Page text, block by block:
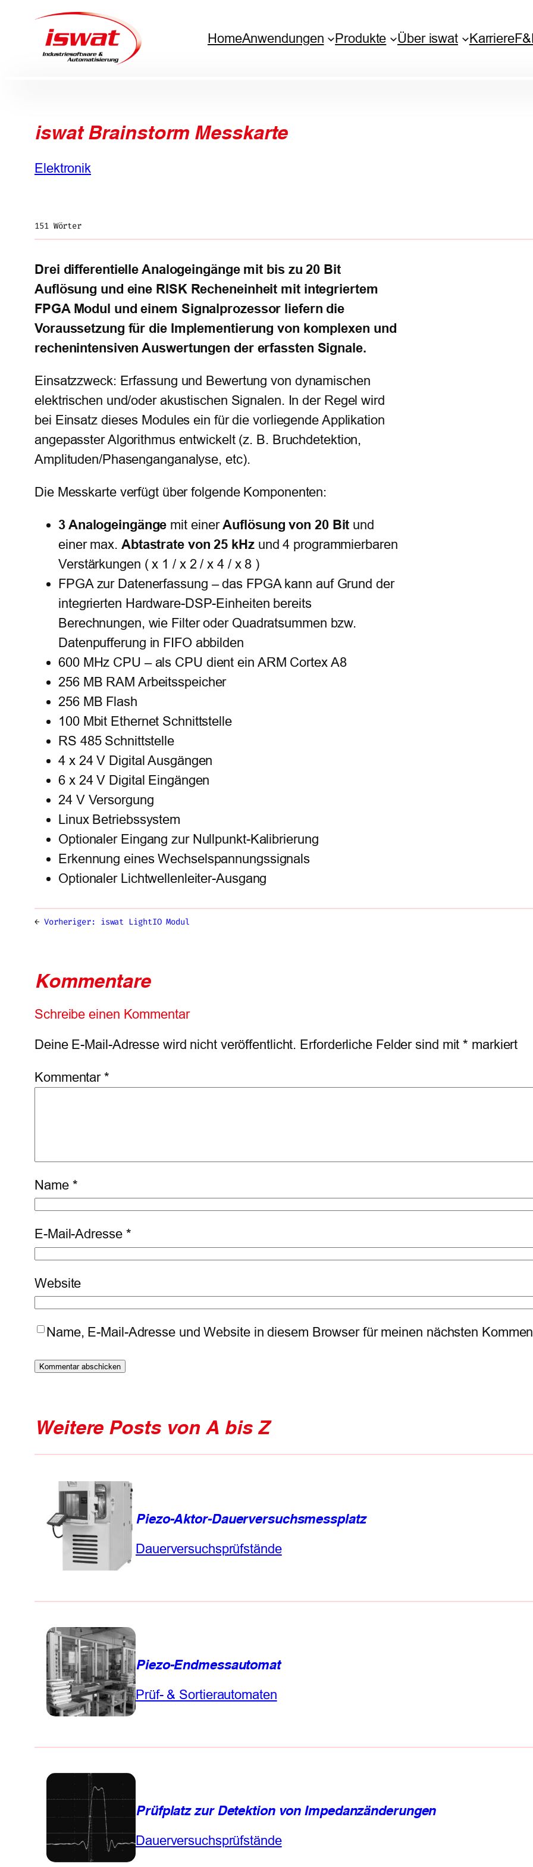
springen
HomeAnwendungen Produkte Über iswat Karriere
iswat Brainstorm Messkarte
Elektronik
151 Wörter
Drei differentielle Analogeingänge mit bis zu 20 Bit
Auflösung und eine RISK Recheneinheit mit integriertem
FPGA Modul und einem Signalprozessor liefern die
Voraussetzung für die Implementierung von komplexen und
rechenintensiven Auswertungen der erfassten Signale.
Einsatzzweck: Erfassung und Bewertung von dynamischen
elektrischen und/oder akustischen Signalen. In der Regel wird
bei Einsatz dieses Modules ein für die vorliegende Applikation
angepasster Algorithmus entwickelt (z. B. Bruchdetektion,
Amplituden/Phasenganganalyse, etc).
Die Messkarte verfügt über folgende Komponenten:
3 Analogeingänge mit einerAuflösung von 20 Bit und
einer max. Abtastrate von 25 kHzund 4 programmierbaren
Verstärkungen ( x 1 / x 2 / x 4 / x 8 )
FPGA zur Datenerfassung – das FPGA kann auf Grund der
integrierten Hardware-DSP-Einheiten bereits
Berechnungen, wie Filter oder Quadratsummen bzw.
Datenpufferung in FIFO abbilden
600 MHz CPU – als CPU dient ein ARM Cortex A8
256 MB RAM Arbeitsspeicher
256 MB Flash
100 Mbit Ethernet Schnittstelle
RS 485 Schnittstelle
4 x 24 V Digital Ausgängen
6 x 24 V Digital Eingängen
24 V Versorgung
Linux Betriebssystem
Optionaler Eingang zur Nullpunkt-Kalibrierung
Erkennung eines Wechselspannungssignals
Optionaler Lichtwellenleiter-Ausgang
← Vorheriger: iswat LightIO Modul
Kommentare
Schreibe einen Kommentar
Deine E-Mail-Adresse wird nicht veröffentlicht. Erforderliche Felder sind mit* markiert
Kommentar*
Name *
E-Mail-Adresse *
Website
Name, E-Mail-Adresse und Website in diesem Browser für meinen nächsten
Weitere Posts von A bis Z
Piezo-Aktor-Dauerversuchsmessplatz
Dauerversuchsprüfstände
Piezo-Endmessautomat
Prüf- & Sortierautomaten
Prüfplatz zur Detektion von Impedanzänderungen
Dauerversuchsprüfstände